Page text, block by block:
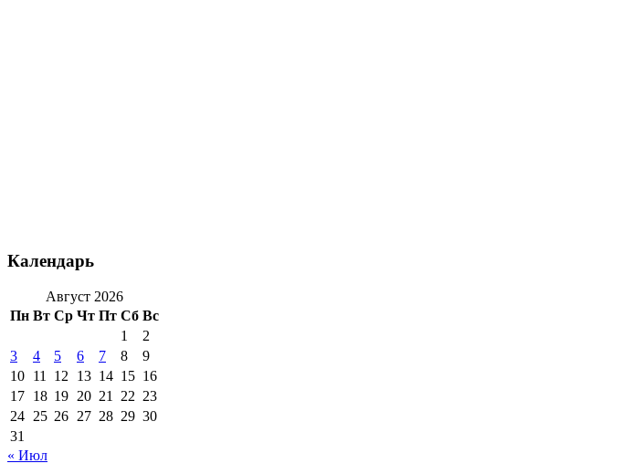
Календарь
Август 2026
Пн Вт Ср Чт Пт Сб Вс
1
2
3
4 5 6 7 8
9
10 11 12 13 14 15 16
17 18 19 20 21 22 23
24 25 26 27 28 29 30
31
« Июл